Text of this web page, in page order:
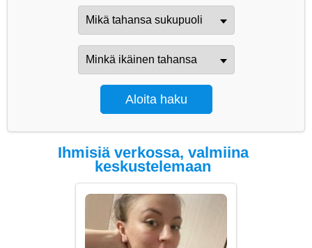
Ihmisiä verkossa, valmiina
keskustelemaan